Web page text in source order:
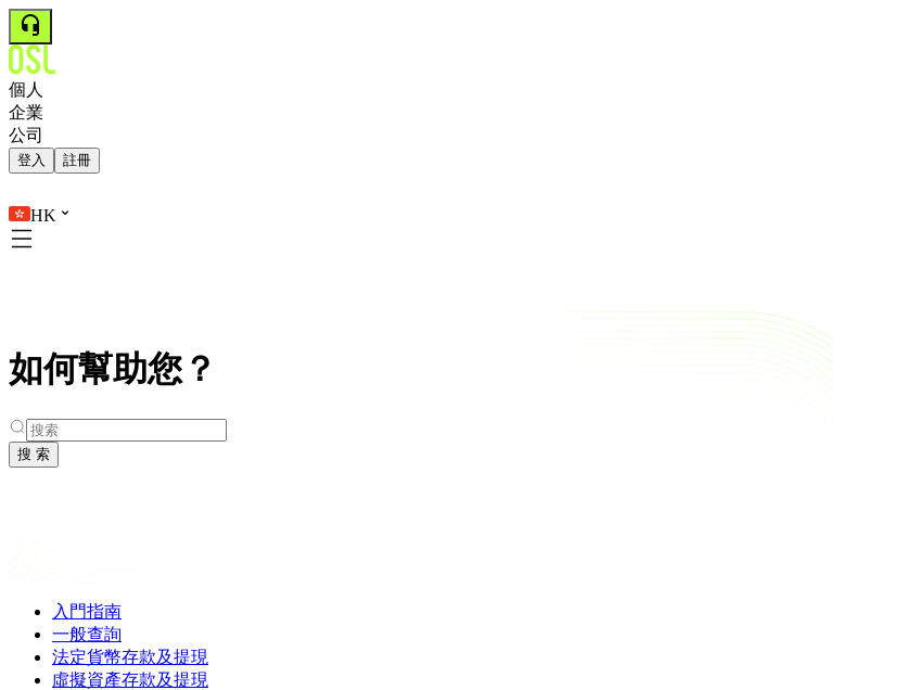
個人
企業
公司
登入 註冊
HK
如何幫助您？
搜 索
入門指南
一般查詢
法定貨幣存款及提現
虛擬資產存款及提現